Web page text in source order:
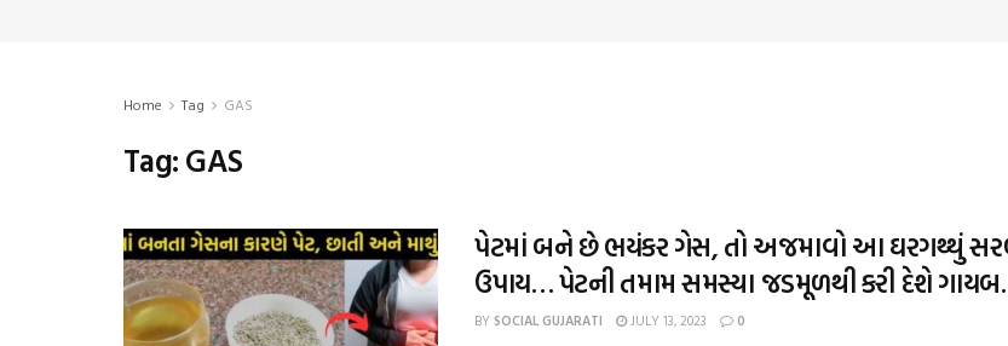
Home Tag GAS
Tag:GAS
પેટમાં બને છે ભયંકર ગેસ, તો અજમાવો આ ઘરગથ્થું
ઉપાય… પેટની તમામ સમસ્યા જડમૂળથી કરી દેશે
BY SOCIAL GUJARATI JULY 13, 2023 0